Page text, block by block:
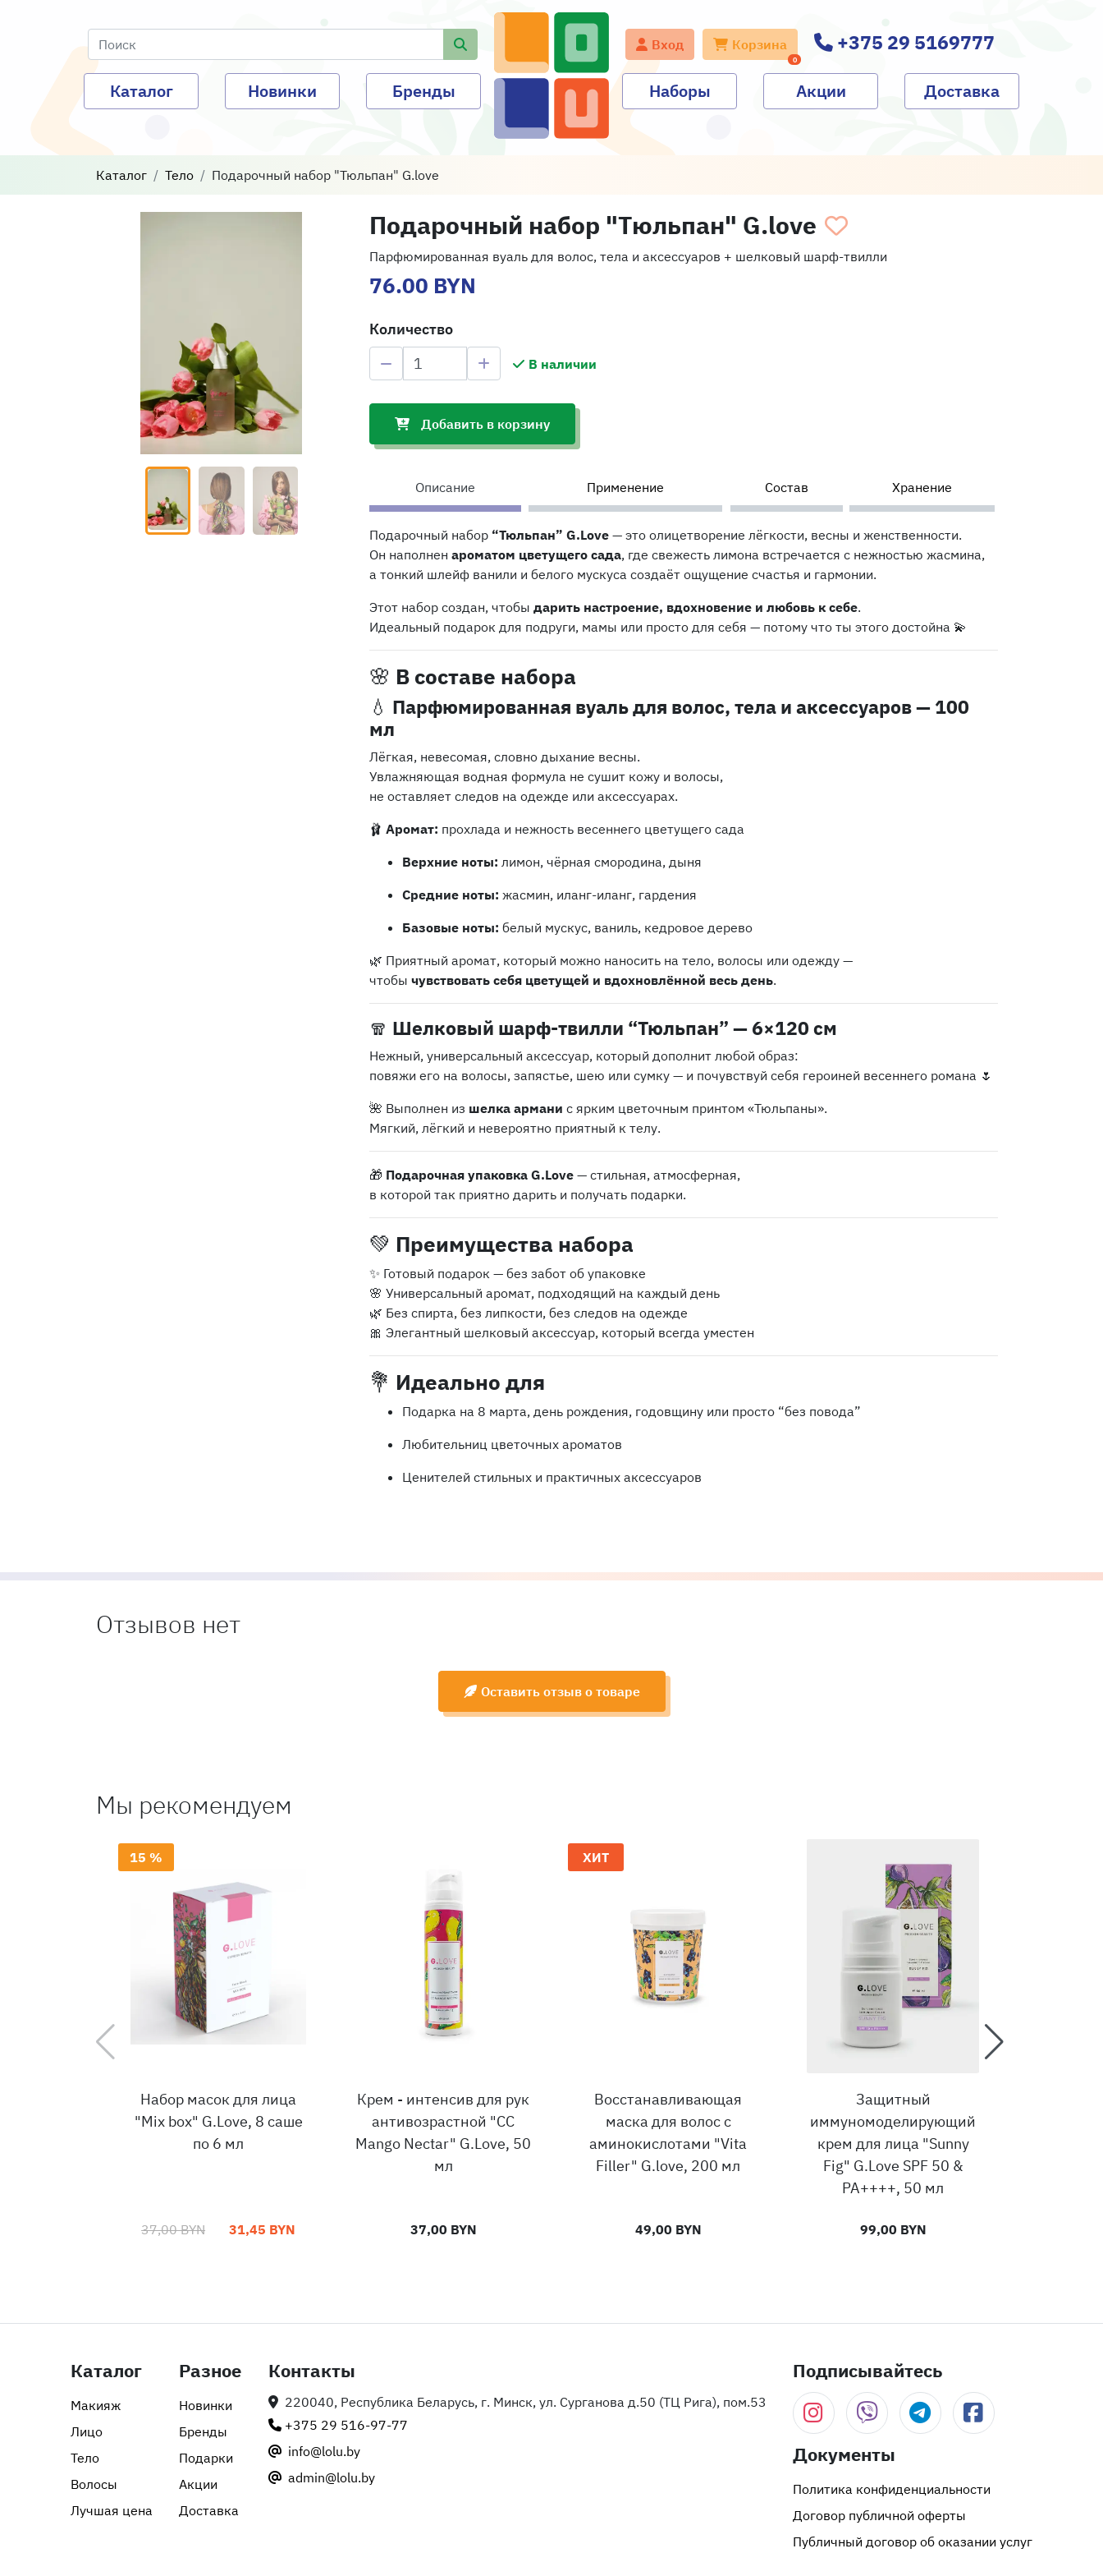
Каталог Новинки Бренды
Вход Корзина
0
+375 29 5169777
Наборы Акции Доставка
Каталог Тело Подарочный набор "Тюльпан" G.love
Подарочный набор "Тюльпан" G.love
Парфюмированная вуаль для волос, тела и аксессуаров + шелковый шарф-твилли
76.00 BYN
Количество
В наличии
Добавить в корзину
Описание Применение Состав Хранение
Подарочный набор “Тюльпан” G.Love — это олицетворение лёгкости, весны и женственности.
Он наполнен ароматом цветущего сада, где свежесть лимона встречается с нежностью жасмина,
а тонкий шлейф ванили и белого мускуса создаёт ощущение счастья и гармонии.
Этот набор создан, чтобы дарить настроение, вдохновение и любовь к себе.
Идеальный подарок для подруги, мамы или просто для себя — потому что ты этого достойна 💫
🌸 В составе набора
💧 Парфюмированная вуаль для волос, тела и аксессуаров — 100
мл
Лёгкая, невесомая, словно дыхание весны.
Увлажняющая водная формула не сушит кожу и волосы,
не оставляет следов на одежде или аксессуарах.
🩰 Аромат: прохлада и нежность весеннего цветущего сада
Верхние ноты: лимон, чёрная смородина, дыня
Средние ноты: жасмин, иланг-иланг, гардения
Базовые ноты: белый мускус, ваниль, кедровое дерево
🌿 Приятный аромат, который можно наносить на тело, волосы или одежду —
чтобы чувствовать себя цветущей и вдохновлённой весь день.
🧣 Шелковый шарф-твилли “Тюльпан” — 6×120 см
Нежный, универсальный аксессуар, который дополнит любой образ:
повяжи его на волосы, запястье, шею или сумку — и почувствуй себя героиней весеннего романа 🌷
🌺 Выполнен из шелка армани с ярким цветочным принтом «Тюльпаны».
Мягкий, лёгкий и невероятно приятный к телу.
🎁 Подарочная упаковка G.Love — стильная, атмосферная,
в которой так приятно дарить и получать подарки.
💚 Преимущества набора
✨ Готовый подарок — без забот об упаковке
🌸 Универсальный аромат, подходящий на каждый день
🌿 Без спирта, без липкости, без следов на одежде
🎀 Элегантный шелковый аксессуар, который всегда уместен
💐 Идеально для
Подарка на 8 марта, день рождения, годовщину или просто “без повода”
Любительниц цветочных ароматов
Ценителей стильных и практичных аксессуаров
Отзывов нет
Оставить отзыв о товаре
Мы рекомендуем
15 %
Набор масок для лица
"Mix box" G.Love, 8 саше
по 6 мл
37,00 BYN 31,45 BYN
Крем - интенсив для рук
антивозрастной "CC
Mango Nectar" G.Love, 50
мл
37,00 BYN
ХИТ
Восстанавливающая
маска для волос с
аминокислотами "Vita
Filler" G.love, 200 мл
49,00 BYN
Защитный
иммуномоделирующий
крем для лица "Sunny
Fig" G.Love SPF 50 &
PA++++, 50 мл
99,00 BYN
Каталог
Макияж
Лицо
Тело
Волосы
Лучшая цена
Разное
Новинки
Бренды
Подарки
Акции
Доставка
Контакты
220040, Республика Беларусь, г. Минск, ул. Сурганова д.50 (ТЦ Рига), пом.53
+375 29 516-97-77
info@lolu.by
admin@lolu.by
Подписывайтесь
Документы
Политика конфиденциальности
Договор публичной оферты
Публичный договор об оказании услуг